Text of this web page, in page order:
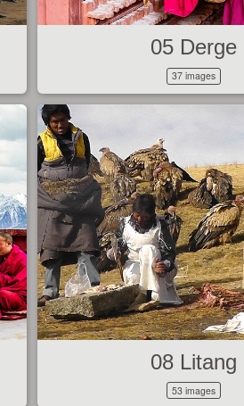
05 Derge
37 images
08 Litang
53 images